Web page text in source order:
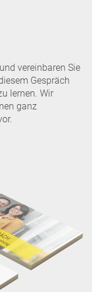
vereinbaren Sie
Gespräch
lernen. Wir
ganz